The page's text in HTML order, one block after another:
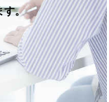
す。